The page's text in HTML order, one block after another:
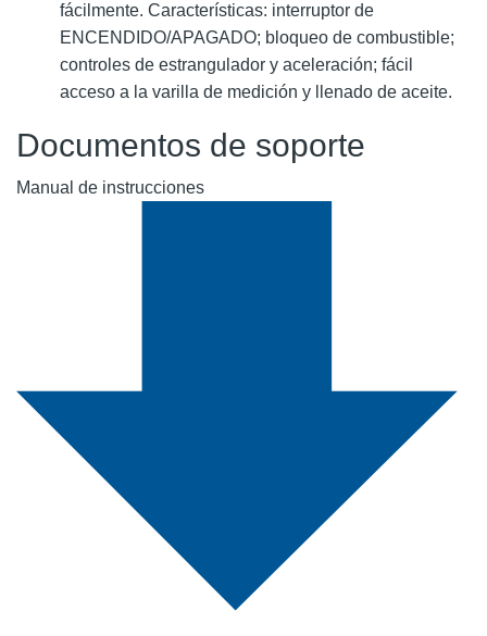
fácilmente. Características: interruptor de
ENCENDIDO/APAGADO; bloqueo de combustible;
controles de estrangulador y aceleración; fácil
acceso a la varilla de medición y llenado de aceite.
Documentos de soporte
Manual de instrucciones